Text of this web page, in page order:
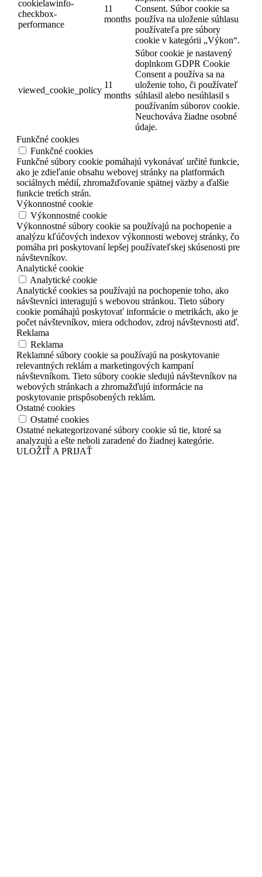
cookielawinfo-
checkbox-
performance
11
months
Consent. Súbor cookie sa
používa na uloženie súhlasu
používateľa pre súbory
cookie v kategórii „Výkon“.
viewed_cookie_policy
11
months
Súbor cookie je nastavený
doplnkom GDPR Cookie
Consent a používa sa na
uloženie toho, či používateľ
súhlasil alebo nesúhlasil s
používaním súborov cookie.
Neuchováva žiadne osobné
údaje.
Funkčné cookies
Funkčné cookies
Funkčné súbory cookie pomáhajú vykonávať určité funkcie,
ako je zdieľanie obsahu webovej stránky na platformách
sociálnych médií, zhromažďovanie spätnej väzby a ďalšie
funkcie tretích strán.
Výkonnostné cookie
Výkonnostné cookie
Výkonnostné súbory cookie sa používajú na pochopenie a
analýzu kľúčových indexov výkonnosti webovej stránky, čo
pomáha pri poskytovaní lepšej používateľskej skúsenosti pre
návštevníkov.
Analytické cookie
Analytické cookie
Analytické cookies sa používajú na pochopenie toho, ako
návštevníci interagujú s webovou stránkou. Tieto súbory
cookie pomáhajú poskytovať informácie o metrikách, ako je
počet návštevníkov, miera odchodov, zdroj návštevnosti atď.
Reklama
Reklama
Reklamné súbory cookie sa používajú na poskytovanie
relevantných reklám a marketingových kampaní
návštevníkom. Tieto súbory cookie sledujú návštevníkov na
webových stránkach a zhromažďujú informácie na
poskytovanie prispôsobených reklám.
Ostatné cookies
Ostatné cookies
Ostatné nekategorizované súbory cookie sú tie, ktoré sa
analyzujú a ešte neboli zaradené do žiadnej kategórie.
ULOŽIŤ A PRIJAŤ